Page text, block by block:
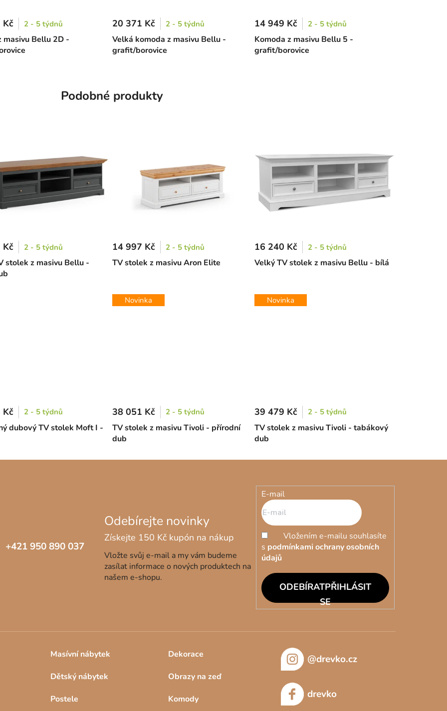
masivu Bellu 2D -
2 - 5 týdnů
Velká komoda z masivu Bellu -
grafit/borovice
20 371 Kč 2 - 5 týdnů
Komoda z masivu Bellu 5 -
grafit/borovice
14 949 Kč 2 - 5 týdnů
Podobné produkty
stolek z masivu Bellu -
2 - 5 týdnů
TV stolek z masivu Aron Elite
14 997 Kč 2 - 5 týdnů
Velký TV stolek z masivu Bellu - bílá
16 240 Kč 2 - 5 týdnů
dubový TV stolek Moft I -
2 - 5 týdnů
Novinka
TV stolek z masivu Tivoli - přírodní
dub
38 051 Kč 2 - 5 týdnů
Novinka
TV stolek z masivu Tivoli - tabákový
dub
39 479 Kč 2 - 5 týdnů
+421 950 890 037
Vložte svůj e-mail a my vám budeme
zasílat informace o nových produktech na
našem e-shopu.
E-mail
Vložením e-mailu souhlasíte
s podmínkami ochrany osobních
údajů
PŘIHLÁSIT
SE
Masívní nábytek
Dětský nábytek
Postele
Dekorace
Obrazy na zeď
Komody
@drevko.cz
drevko